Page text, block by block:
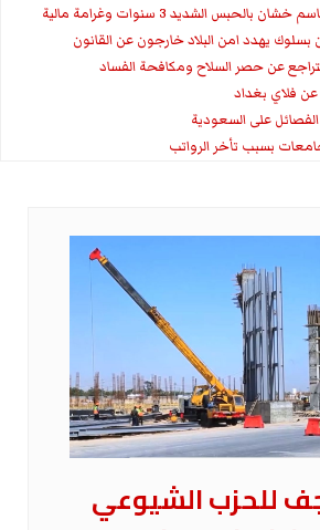
الشديد 3 سنوات وغرامة مالية
بسلوك يهدد امن البلاد خارجون عن القانون
عن حصر السلاح ومكافحة الفساد
عن فلاي بغداد
على السعودية
للحزب الشيوعي